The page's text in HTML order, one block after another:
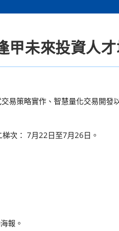
甲未來投資人
易策略實作、智慧量化交易開發
次： 7月22日至7月26日。
報。